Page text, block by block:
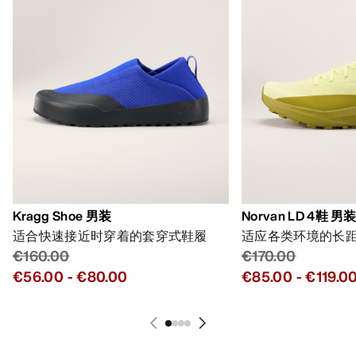
Kragg Shoe 男装
适合快速接近时穿着的套穿式鞋履
€160.00
€56.00 -€80.00
Norvan LD 4鞋 男装
适应各类环境的长
€170.00
€85.00 -